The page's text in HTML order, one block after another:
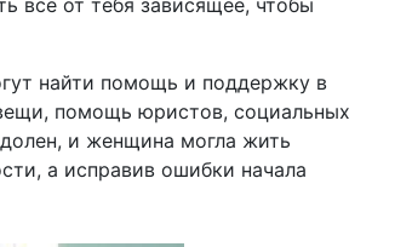
все от тебя зависящее, чтобы
найти помощь и поддержку в
помощь юристов, социальных
и женщина могла жить
а исправив ошибки начала